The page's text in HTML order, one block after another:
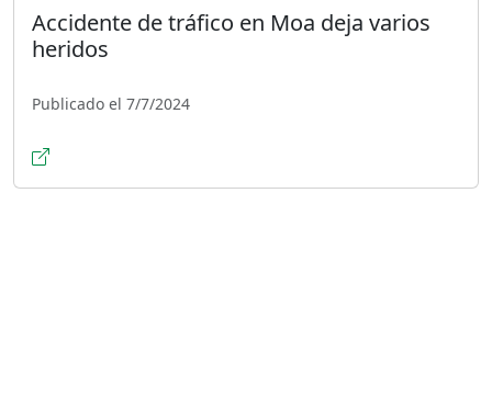
Accidente de tráfico en Moa deja varios
heridos
Publicado el 7/7/2024